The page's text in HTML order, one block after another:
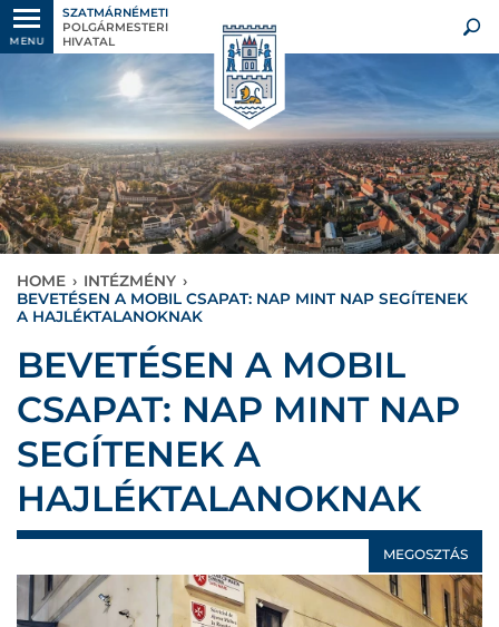
MENU
SZATMÁRNÉMETI
POLGÁRMESTERI
HIVATAL
HOME › INTÉZMÉNY ›
BEVETÉSEN A MOBIL CSAPAT: NAP MINT NAP SEGÍTENEK
A HAJLÉKTALANOKNAK
BEVETÉSEN A MOBIL
CSAPAT: NAP MINT NAP
SEGÍTENEK A
HAJLÉKTALANOKNAK
MEGOSZTÁS